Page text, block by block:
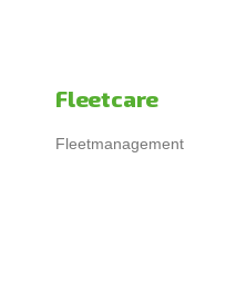
Fleetcare
Fleetmanagement